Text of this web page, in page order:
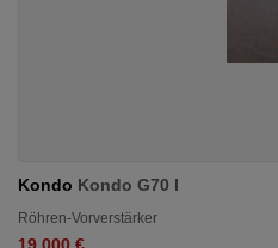
Kondo Kondo G70 I
Röhren-Vorverstärker
19.000 €